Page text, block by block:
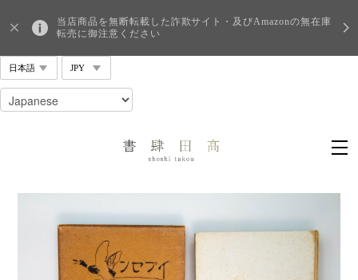
当店商品を無断転載した詐欺サイト・及びAmazonの無在庫
転売に御注意ください